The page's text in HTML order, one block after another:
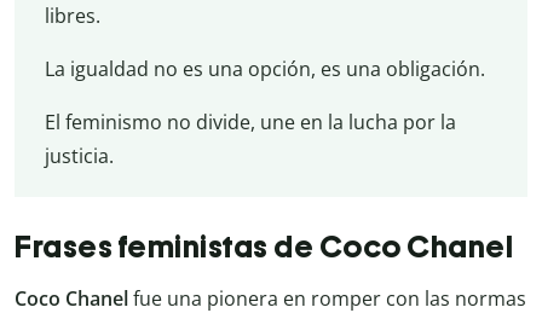
libres.
La igualdad no es una opción, es una obligación.
El feminismo no divide, une en la lucha por la
justicia.
Frases feministas de Coco Chanel
Coco Chanelfue una pionera en romper con las normas